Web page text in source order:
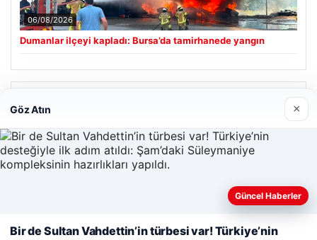
06/08/2026
Dumanlar ilçeyi kapladı: Bursa’da tamirhanede yangın
Hastaş Beton
26/05/2026
deneyiminizi kişiselleştirmek ve geliştirmek amacıyla çerezler
Göz Atın ×
Güncel Haberler
Bir de Sultan Vahdettin’in türbesi var! Türkiye’nin